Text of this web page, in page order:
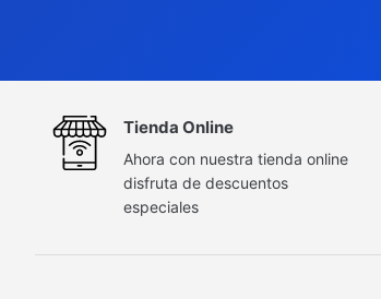
Tienda Online
Ahora con nuestra tienda online
disfruta de descuentos
especiales